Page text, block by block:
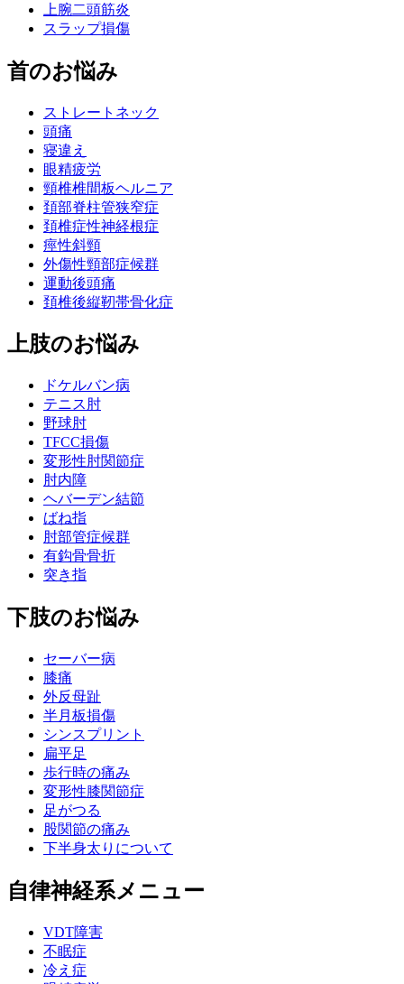
上腕二頭筋炎
スラップ損傷
首のお悩み
ストレートネック
頭痛
寝違え
眼精疲労
頸椎椎間板ヘルニア
頚部脊柱管狭窄症
頚椎症性神経根症
痙性斜頸
外傷性頸部症候群
運動後頭痛
頚椎後縦靭帯骨化症
上肢のお悩み
ドケルバン病
テニス肘
野球肘
TFCC損傷
変形性肘関節症
肘内障
ヘバーデン結節
ばね指
肘部管症候群
有鈎骨骨折
突き指
下肢のお悩み
セーバー病
膝痛
外反母趾
半月板損傷
シンスプリント
扁平足
歩行時の痛み
変形性膝関節症
足がつる
股関節の痛み
下半身太りについて
自律神経系メニュー
VDT障害
不眠症
冷え症